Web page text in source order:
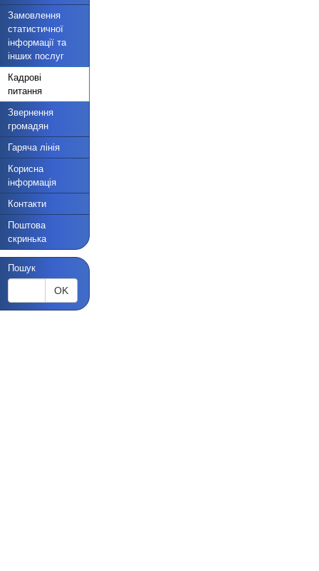
Замовлення
статистичної
інформації та
інших послуг
Кадрові
питання
Звернення
громадян
Гаряча лінія
Корисна
інформація
Контакти
Поштова
скринька
Пошук
OK